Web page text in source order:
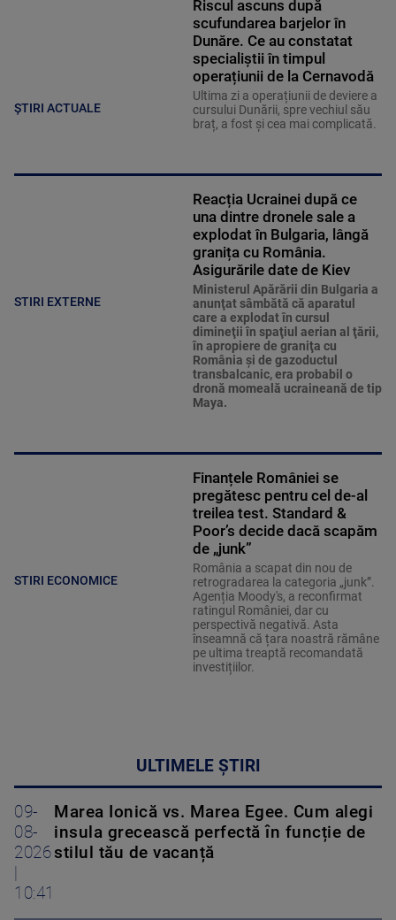
ȘTIRI ACTUALE
Riscul ascuns după
scufundarea barjelor în
Dunăre. Ce au constatat
specialiștii în timpul
operațiunii de la Cernavodă
Ultima zi a operațiunii de deviere a
cursului Dunării, spre vechiul său
braț, a fost și cea mai complicată.
STIRI EXTERNE
Reacția Ucrainei după ce
una dintre dronele sale a
explodat în Bulgaria, lângă
granița cu România.
Asigurările date de Kiev
Ministerul Apărării din Bulgaria a
anunţat sâmbătă că aparatul
care a explodat în cursul
dimineţii în spaţiul aerian al ţării,
în apropiere de graniţa cu
România şi de gazoductul
transbalcanic, era probabil o
dronă momeală ucraineană de tip
Maya.
STIRI ECONOMICE
Finanțele României se
pregătesc pentru cel de-al
treilea test. Standard &
Poor’s decide dacă scapăm
de „junk”
România a scapat din nou de
retrogradarea la categoria „junk”.
Agenția Moody's, a reconfirmat
ratingul României, dar cu
perspectivă negativă. Asta
înseamnă că țara noastră rămâne
pe ultima treaptă recomandată
investițiilor.
ULTIMELE ȘTIRI
09-
08-
2026
10:41
Marea Ionică vs. Marea Egee. Cum alegi
insula grecească perfectă în funcție de
stilul tău de vacanță